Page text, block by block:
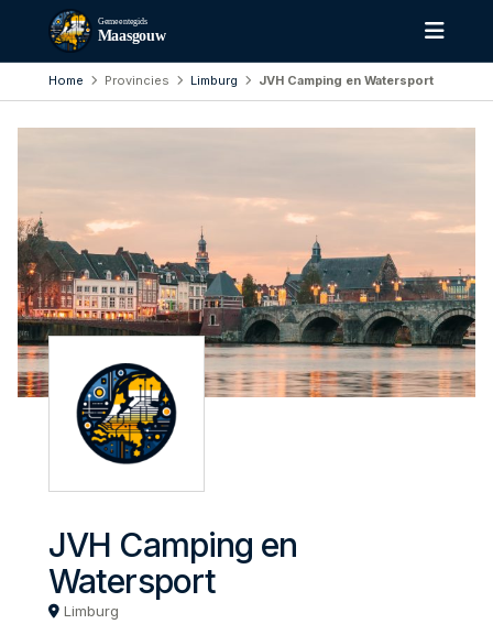
Gemeentegids
Maasgouw
Home Provincies Limburg JVH Camping en Watersport
JVH Camping en
Watersport
Limburg